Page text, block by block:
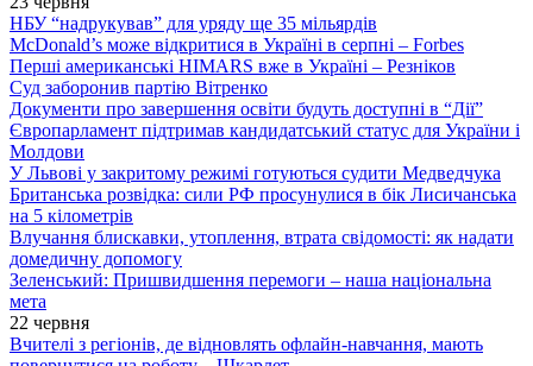
НБУ “надрукував” для уряду ще 35 мільярдів
McDonald’s може відкритися в Україні в серпні – Forbes
Перші американські HIMARS вже в Україні – Резніков
Суд заборонив партію Вітренко
Документи про завершення освіти будуть доступні в “Дії”
Європарламент підтримав кандидатський статус для України і
Молдови
У Львові у закритому режимі готуються судити Медведчука
Британська розвідка: сили РФ просунулися в бік Лисичанська
на 5 кілометрів
Влучання блискавки, утоплення, втрата свідомості: як надати
домедичну допомогу
Зеленський: Пришвидшення перемоги – наша національна
мета
22 червня
Вчителі з регіонів, де відновлять офлайн-навчання, мають